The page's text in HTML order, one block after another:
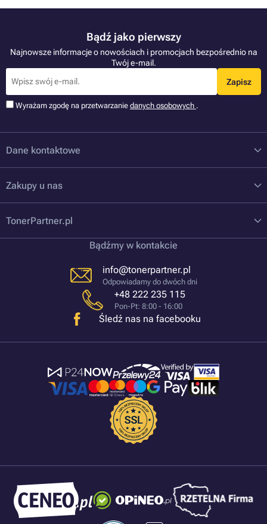
Bądź jako pierwszy
Najnowsze informacje o nowościach i promocjach bezpośrednio na
Twój e-mail.
Zapisz
Wyrażam zgodę na przetwarzanie danych osobowych .
Dane kontaktowe
Zakupy u nas
TonerPartner.pl
Bądźmy w kontakcie
info@tonerpartner.pl
Odpowiadamy do dwóch dni
+48 222 235 115
Pon-Pt: 8:00 - 16:00
Śledź nas na facebooku